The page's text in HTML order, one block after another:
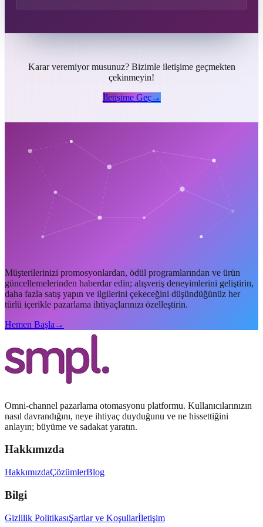
Karar veremiyor musunuz? Bizimle iletişime geçmekten
çekinmeyin!
İletişime Geç→
Müşterilerinizi promosyonlardan, ödül programlarından ve ürün
güncellemelerinden haberdar edin; alışveriş deneyimlerini geliştirin,
daha fazla satış yapın ve ilgilerini çekeceğini düşündüğünüz her
türlü içerikle pazarlama ihtiyaçlarınızı özelleştirin.
Hemen Başla →
Omni-channel pazarlama otomasyonu platformu. Kullanıcılarınızın
nasıl davrandığını, neye ihtiyaç duyduğunu ve ne hissettiğini
anlayın; büyüme ve sadakat yaratın.
Hakkımızda
HakkımızdaÇözümlerBlog
Bilgi
Gizlilik PolitikasıŞartlar ve Koşullarİletişim